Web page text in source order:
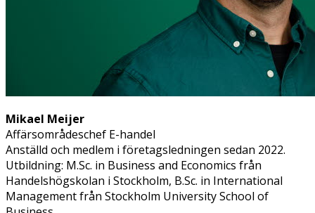
Mikael Meijer
Affärsområdeschef E-handel​
Anställd och medlem i företagsledningen sedan 2022.
Utbildning: M.Sc. in Business and Economics från
Handelshögskolan i Stockholm, B.Sc. in International
Management från Stockholm University School of